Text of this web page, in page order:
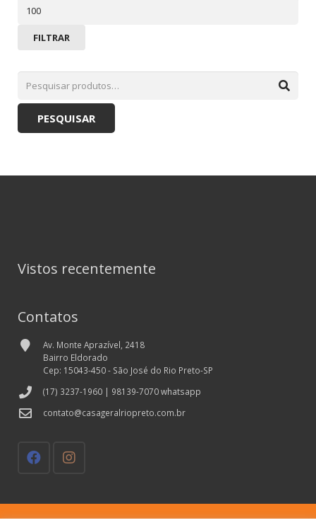
FILTRAR
PESQUISAR
Vistos recentemente
Contatos
Av. Monte Aprazível, 2418
Bairro Eldorado
Cep: 15043-450 - São José do Rio Preto-SP
(17) 3237-1960 | 98139-7070 whatsapp
contato@casageralriopreto.com.br